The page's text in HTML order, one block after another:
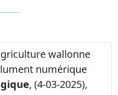
wallonne
numérique
, (4-03-2025),